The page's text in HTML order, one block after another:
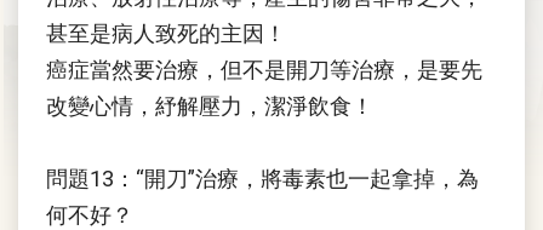
甚至是病人致死的主因！
癌症當然要治療，但不是開刀等治療，是要先
改變心情，紓解壓力，潔淨飲食！
問題13：“開刀”治療，將毒素也一起拿掉，為
何不好？